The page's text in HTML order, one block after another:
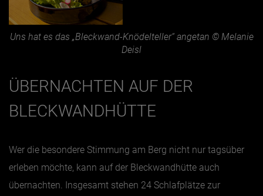
Uns hat es das „Bleckwand-Knödelteller“ angetan © Melanie
Deisl
ÜBERNACHTEN AUF DER
BLECKWANDHÜTTE
Wer die besondere Stimmung am Berg nicht nur tagsüber
erleben möchte, kann auf der Bleckwandhütte auch
übernachten. Insgesamt stehen 24 Schlafplätze zur